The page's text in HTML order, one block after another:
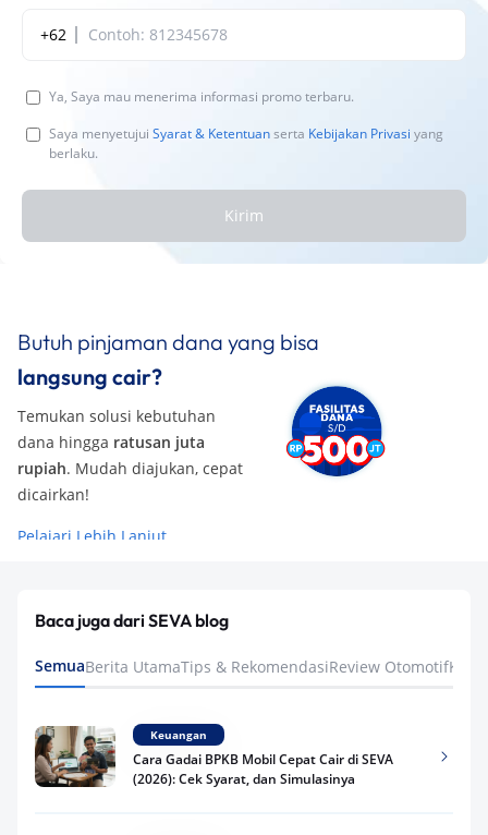
+62
Ya, Saya mau menerima informasi promo terbaru.
Saya menyetujui Syarat & Ketentuanserta Kebijakan Privasi yang
berlaku.
Kirim
Butuh pinjaman dana yang bisa
langsung cair?
Temukan solusi kebutuhan
dana hingga ratusan juta
rupiah. Mudah diajukan, cepat
dicairkan!
Pelajari Lebih Lanjut
Baca juga dari SEVA blog
SemuaBerita UtamaTips & RekomendasiReview Otomotif
Keuangan
Cara Gadai BPKB Mobil Cepat Cair di SEVA
(2026): Cek Syarat, dan Simulasinya